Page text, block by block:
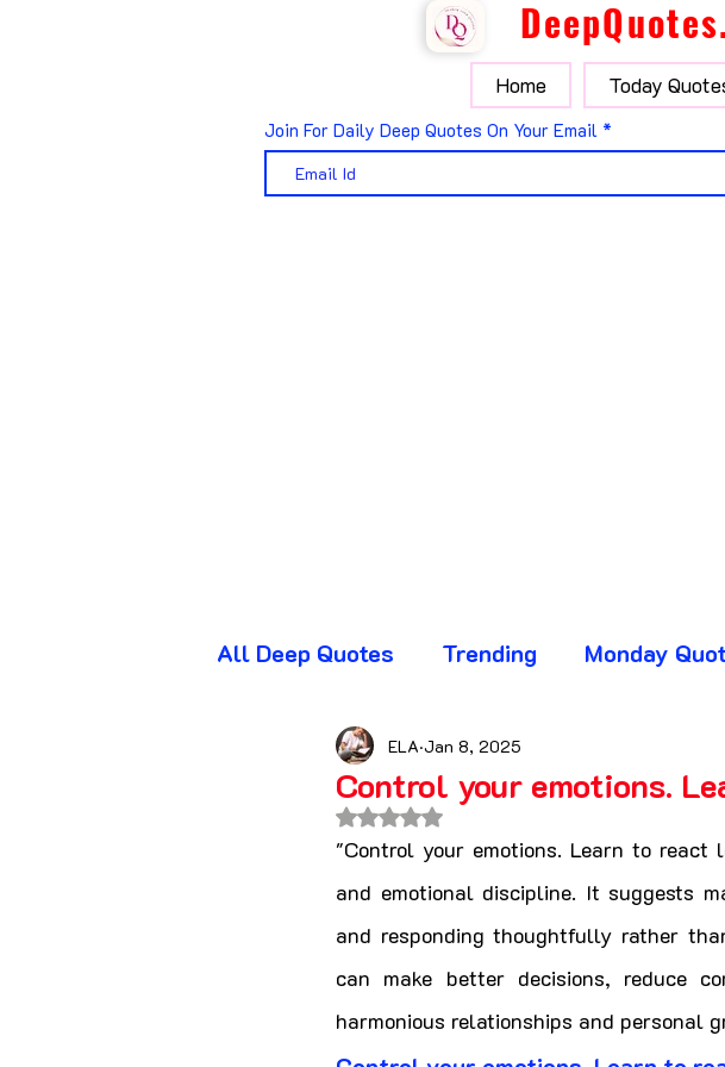
Home Today
Join For Daily Deep Quotes On Your Email
All Deep Quotes Trending Monday
Wednesday Quotes
Friday Quotes Sunday Quotes
Awareness Quotes Attitude Quotes
Beautiful Quotes Blogger Club
Control your emotions.
ELA Jan 8, 2025
Rated NaN out of 5 stars.
"Control your emotions. Learn to react
and emotional discipline. It suggests
and responding thoughtfully rather
can make better decisions, reduce
harmonious relationships and personal